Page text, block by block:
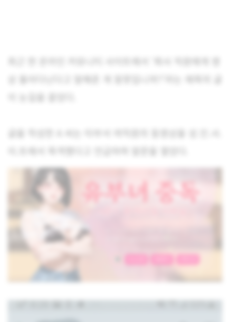
상 돌아다닌다고 말해준 게 잘못입니까?’라는 제목의 글
이 눈길을 끌었다.
글을 작성한 A 씨는 타부서 여직원의 동영상을 성.인.사.
이.트에서 목격했다고 언급하며 말문을 열었다.